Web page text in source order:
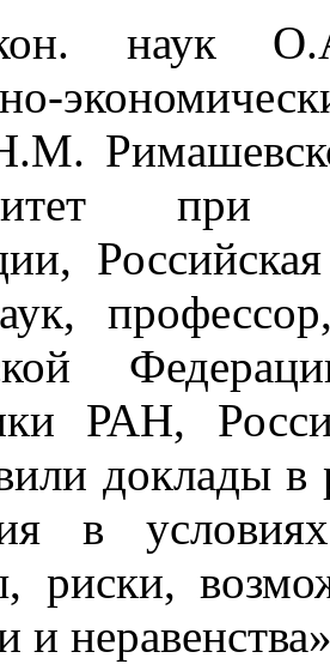
наук О.А.
при
РАН,
доклады
в
риски,
и